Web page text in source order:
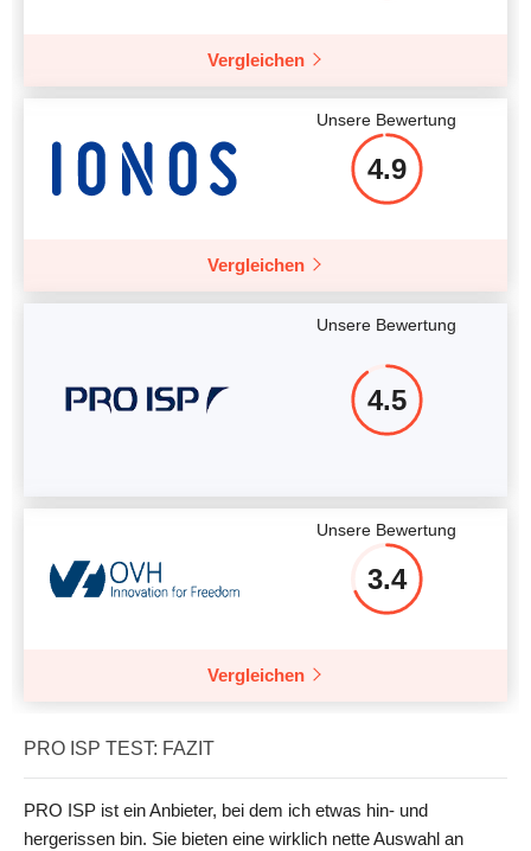
Mehr Details
Vergleichen
Unsere Bewertung
4.9
Vergleichen
Unsere Bewertung
4.5
Unsere Bewertung
3.4
Vergleichen
PRO ISP TEST: FAZIT
PRO ISP ist ein Anbieter, bei dem ich etwas hin- und
hergerissen bin. Sie bieten eine wirklich nette Auswahl an